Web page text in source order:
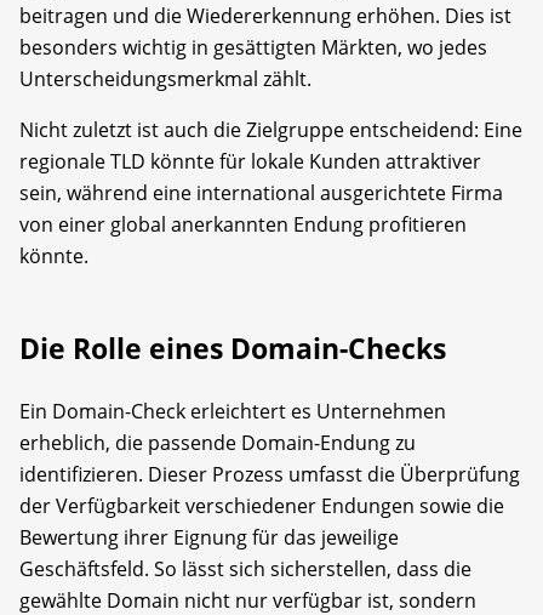
beitragen und die Wiedererkennung erhöhen. Dies ist
besonders wichtig in gesättigten Märkten, wo jedes
Unterscheidungsmerkmal zählt.
Nicht zuletzt ist auch die Zielgruppe entscheidend: Eine
regionale TLD könnte für lokale Kunden attraktiver
sein, während eine international ausgerichtete Firma
von einer global anerkannten Endung profitieren
könnte.
Die Rolle eines Domain-Checks
Ein Domain-Check erleichtert es Unternehmen
erheblich, die passende Domain-Endung zu
identifizieren. Dieser Prozess umfasst die Überprüfung
der Verfügbarkeit verschiedener Endungen sowie die
Bewertung ihrer Eignung für das jeweilige
Geschäftsfeld. So lässt sich sicherstellen, dass die
gewählte Domain nicht nur verfügbar ist, sondern